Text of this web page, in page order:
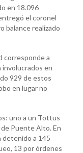
en 18.096
el coronel
balance realizado
corresponde a
involucrados en
929 de estos
en lugar no
uno a un Tottus
Puente Alto. En
detenido a 145
13 por órdenes